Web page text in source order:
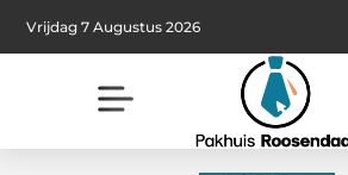
Vrijdag 7 Augustus 2026